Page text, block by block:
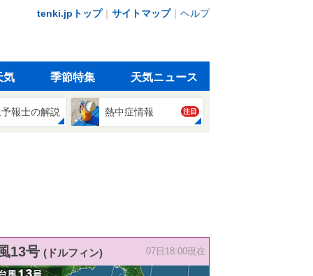
tenki.jpトップ｜ サイトマップ｜ ヘルプ
気 季節特集 天気ニュース
報士の解説 熱中症情報 注目
13号 (ドルフィン) 07日18:00現在